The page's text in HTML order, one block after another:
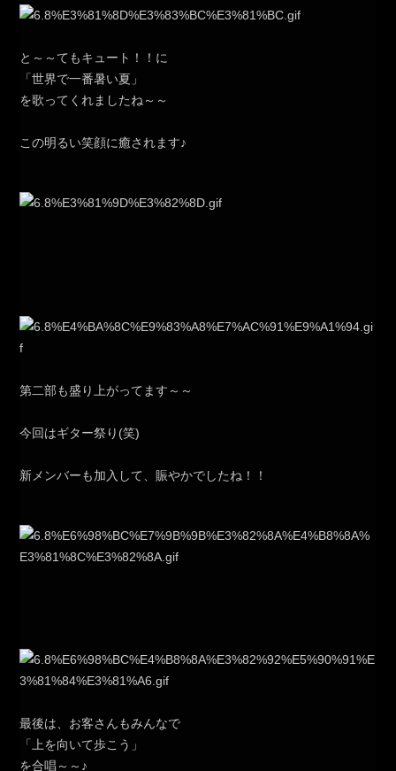
と～～てもキュート！！に
「世界で一番暑い夏」
を歌ってくれましたね～～
この明るい笑顔に癒されます♪
第二部も盛り上がってます～～
今回はギター祭り(笑)
新メンバーも加入して、賑やかでしたね！！
最後は、お客さんもみんなで
「上を向いて歩こう」
を合唱～～♪